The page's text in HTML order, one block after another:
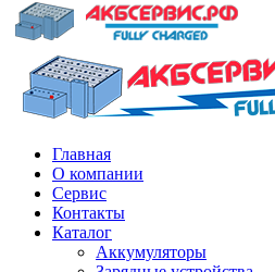
Главная
О компании
Сервис
Контакты
Каталог
Аккумуляторы